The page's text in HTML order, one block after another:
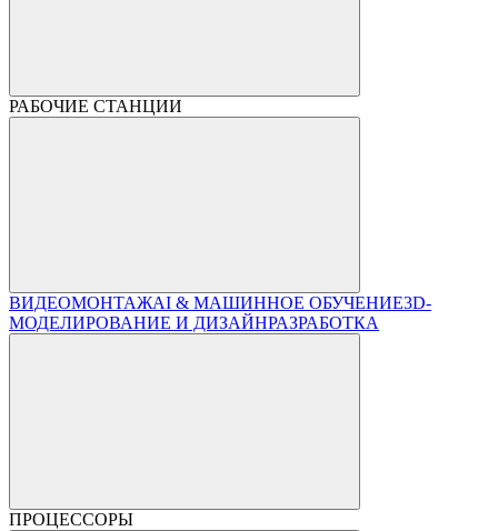
РАБОЧИЕ СТАНЦИИ
ВИДЕОМОНТАЖAI & МАШИННОЕ ОБУЧЕНИЕ3D-
МОДЕЛИРОВАНИЕ И ДИЗАЙНРАЗРАБОТКА
ПРОЦЕССОРЫ